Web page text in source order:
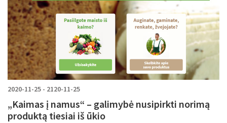
2020-11-25 - 2120-11-25
„Kaimas į namus“ – galimybė nusipirkti norimą
produktą tiesiai iš ūkio